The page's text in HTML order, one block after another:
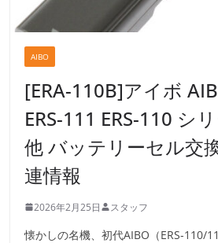
AIBO
[ERA-110B]アイボ
ERS-111 ERS-110 シ
他 バッテリーセル交
連情報
2026年2月25日 スタッフ
懐かしの名機、初代AIBO（ERS-110/